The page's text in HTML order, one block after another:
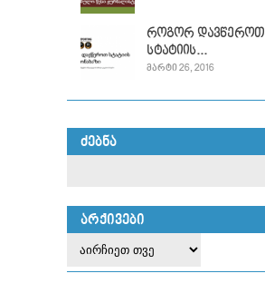
როგორ დავწეროთ
სტატიის...
ᲛᲐᲠᲢᲘ 26, 2016
ᲫᲔᲑᲜᲐ
ᲐᲠᲥᲘᲕᲔᲑᲘ